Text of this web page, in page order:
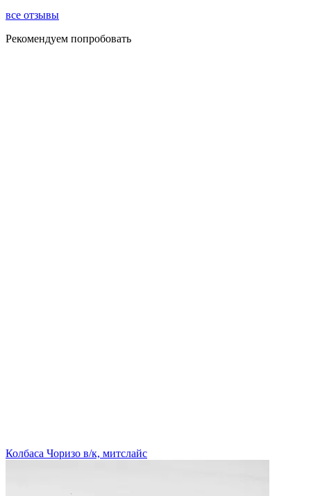
все отзывы
Рекомендуем попробовать
Колбаса Чоризо в/к, митслайс